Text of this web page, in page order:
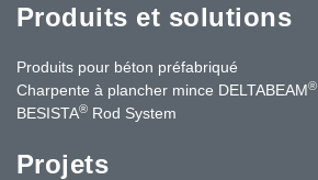
Produits et solutions
Produits pour béton préfabriqué
Charpente à plancher mince DELTABEAM®
BESISTA® Rod System
Projets